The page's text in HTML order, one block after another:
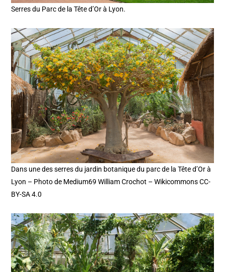
Serres du Parc de la Tête d’Or à Lyon.
Dans une des serres du jardin botanique du parc de la Tête d’Or à
Lyon – Photo de Medium69 William Crochot – Wikicommons CC-
BY-SA 4.0